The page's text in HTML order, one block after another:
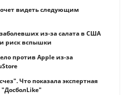
видеть следующим
из-за салата в США
риск вспышки
против Apple из-за
Что показала экспертная